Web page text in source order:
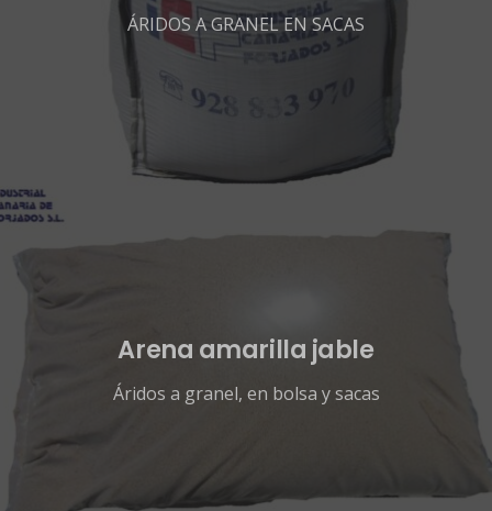
ÁRIDOS A GRANEL EN SACAS
Arena amarilla jable
Áridos a granel, en bolsa y sacas